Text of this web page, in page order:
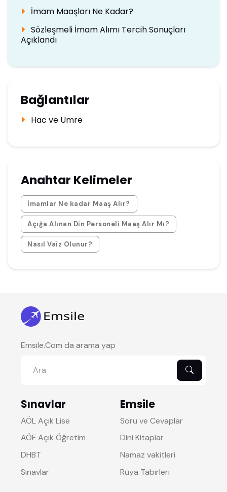
İmam Maaşları Ne Kadar?
Sözleşmeli İmam Alımı Tercih Sonuçları
Açıklandı
Bağlantılar
Hac ve Umre
Anahtar Kelimeler
İmamlar Ne kadar Maaş Alır?
Açığa Alınan Din Personeli Maaş Alır Mı?
Nasıl Vaiz Olunur?
Emsile.Com da arama yap
Sınavlar
AÖL Açık Lise
AÖF Açık Öğretim
DHBT
Sınavlar
Emsile
Soru ve Cevaplar
Dini Kitaplar
Namaz vakitleri
Rüya Tabirleri